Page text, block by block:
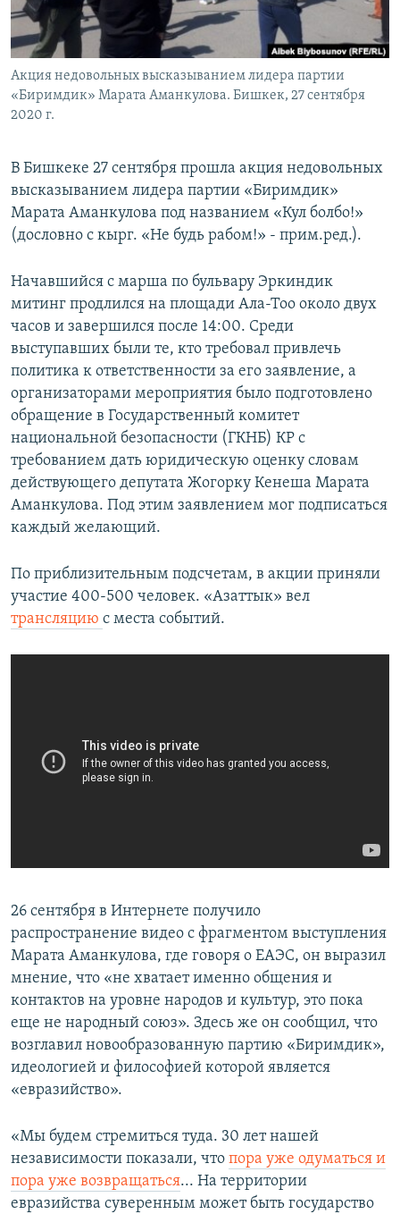
Акция недовольных высказыванием лидера партии
«Биримдик» Марата Аманкулова. Бишкек, 27 сентября
2020 г.
В Бишкеке 27 сентября прошла акция недовольных
высказыванием лидера партии «Биримдик»
Марата Аманкулова под названием «Кул болбо!»
(дословно с кырг. «Не будь рабом!» - прим.ред.).
Начавшийся с марша по бульвару Эркиндик
митинг продлился на площади Ала-Тоо около двух
часов и завершился после 14:00. Среди
выступавших были те, кто требовал привлечь
политика к ответственности за его заявление, а
организаторами мероприятия было подготовлено
обращение в Государственный комитет
национальной безопасности (ГКНБ) КР с
требованием дать юридическую оценку словам
действующего депутата Жогорку Кенеша Марата
Аманкулова. Под этим заявлением мог подписаться
каждый желающий.
По приблизительным подсчетам, в акции приняли
участие 400-500 человек. «Азаттык» вел
трансляцию с места событий.
26 сентября в Интернете получило
распространение видео с фрагментом выступления
Марата Аманкулова, где говоря о ЕАЭС, он выразил
мнение, что «не хватает именно общения и
контактов на уровне народов и культур, это пока
еще не народный союз». Здесь же он сообщил, что
возглавил новообразованную партию «Биримдик»,
идеологией и философией которой является
«евразийство».
«Мы будем стремиться туда. 30 лет нашей
независимости показали, что пора уже одуматься и
пора уже возвращаться... На территории
евразийства суверенным может быть государство